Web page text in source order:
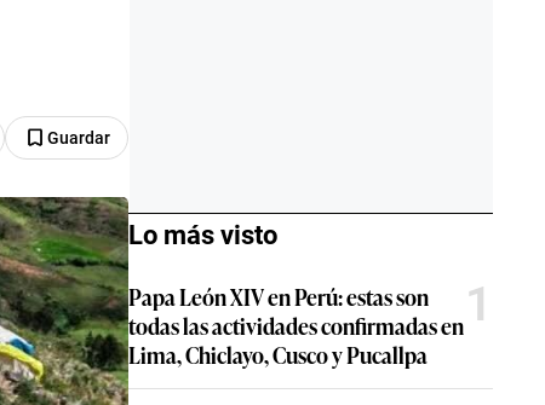
Guardar
Lo más visto
Papa León XIV en Perú: estas son
todas las actividades confirmadas en
Lima, Chiclayo, Cusco y Pucallpa
1